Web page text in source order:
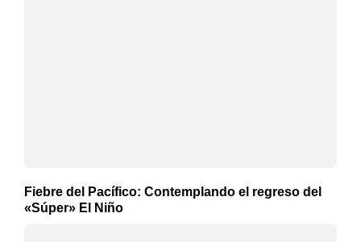
Fiebre del Pacífico: Contemplando el regreso del
«Súper» El Niño